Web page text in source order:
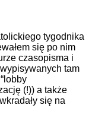
tygodnika
się po nim
czasopisma i
tam
(!)) a także
się na